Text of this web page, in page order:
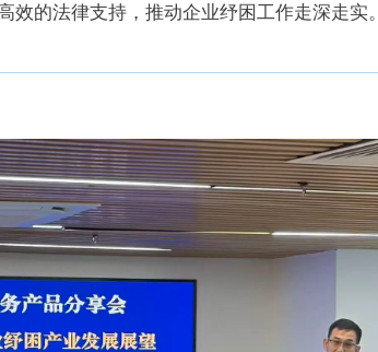
的法律支持，推动企业纾困工作走深走实。